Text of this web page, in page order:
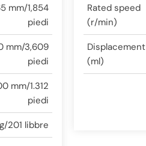
mm/1,854
piedi
mm/3,609
piedi
mm/1.312
piedi
201 libbre
Rated speed
(r/min)
Displacement
(ml)